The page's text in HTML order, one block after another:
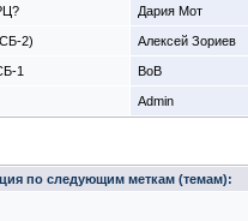
Дария Мот
2) Алексей Зориев
1 BoB
Admin
по следующим меткам (темам):